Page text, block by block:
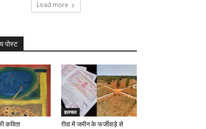
Load more
पोस्ट
कविता
हलचल
रीवा में जमीन के फर्जीवाड़े से